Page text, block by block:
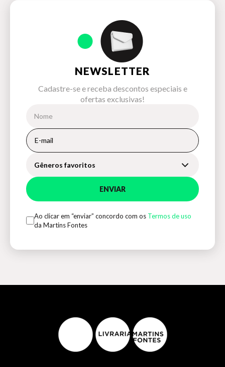
NEWSLETTER
Cadastre-se e receba descontos especiais e
ofertas exclusivas!
Gêneros favoritos
ENVIAR
Ao clicar em “enviar” concordo com os Termos de uso
da Martins Fontes